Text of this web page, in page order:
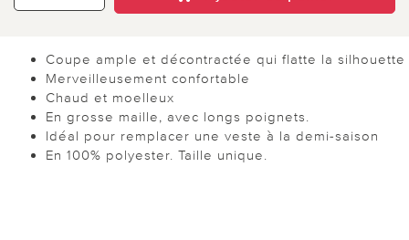
Coupe ample et décontractée qui flatte la silhouette
Merveilleusement confortable
Chaud et moelleux
En grosse maille, avec longs poignets.
Idéal pour remplacer une veste à la demi-saison
En 100% polyester. Taille unique.